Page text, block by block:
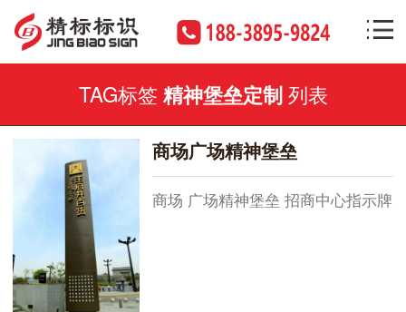
TAG标签 精神堡垒定制列表
商场广场精神堡垒
商场 广场精神堡垒 招商中心指示牌